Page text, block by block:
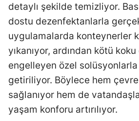
detaylı şekilde temizliyor.
dostu dezenfektanlarla
uygulamalarda konteynerler
yıkanıyor, ardından kötü
engelleyen özel
getiriliyor. Böylece hem
sağlanıyor hem de
yaşam konforu artırılıyor.